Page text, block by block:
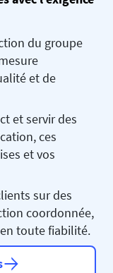
du groupe
et de
et servir des
ces
et vos
sur des
coordonnée,
toute fiabilité.